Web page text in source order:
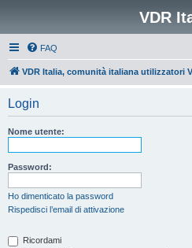
VDR
FAQ
VDR Italia, comunità italiana utilizzatori
Login
Nome utente:
Password:
Ho dimenticato la password
Rispedisci l’email di attivazione
Ricordami